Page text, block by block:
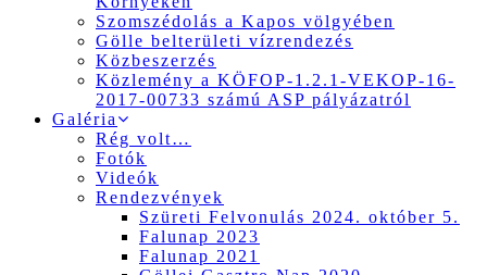
Szomszédolás a Kapos völgyében
Gölle belterületi vízrendezés
Közbeszerzés
Közlemény a KÖFOP-1.2.1-VEKOP-16-
2017-00733 számú ASP pályázatról
Galéria
Rég volt…
Fotók
Videók
Rendezvények
Szüreti Felvonulás 2024. október 5.
Falunap 2023
Falunap 2021